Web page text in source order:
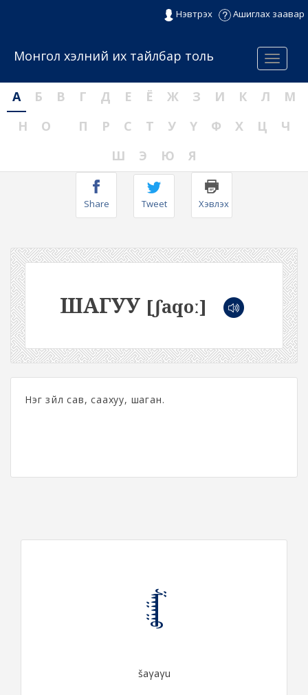
Нэвтрэх Ашиглах заавар
Menu
Монгол хэлний их тайлбар толь
А Б В Г Д Е Ё Ж З И К Л
М
Н
О П Р С Т У Ү Ф Х Ц
Ч
Ш
Э Ю Я
Share Tweet Хэвлэх
ШАГУУ [ʃaqoː]
Нэг зүйл сав, саахуу, шаган.
ᠱᠠᠭᠠᠭᠤ
šaγaγu